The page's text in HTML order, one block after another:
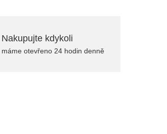
Nakupujte kdykoli
máme otevřeno 24 hodin denně